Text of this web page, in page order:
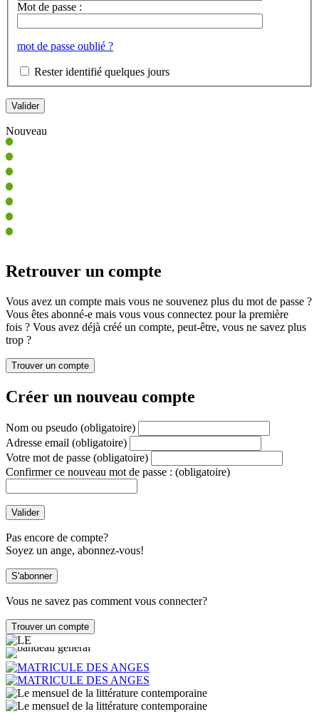
Mot de passe :
mot de passe oublié ?
Rester identifié quelques jours
Nouveau
Retrouver un compte
Vous avez un compte mais vous ne souvenez plus du mot de passe ?
Vous êtes abonné-e mais vous vous connectez pour la première
fois ? Vous avez déjà créé un compte, peut-être, vous ne savez plus
trop ?
Créer un nouveau compte
Nom ou pseudo (obligatoire)
Adresse email (obligatoire)
Votre mot de passe (obligatoire)
Confirmer ce nouveau mot de passe : (obligatoire)
Pas encore de compte?
Soyez un ange, abonnez-vous!
Vous ne savez pas comment vous connecter?